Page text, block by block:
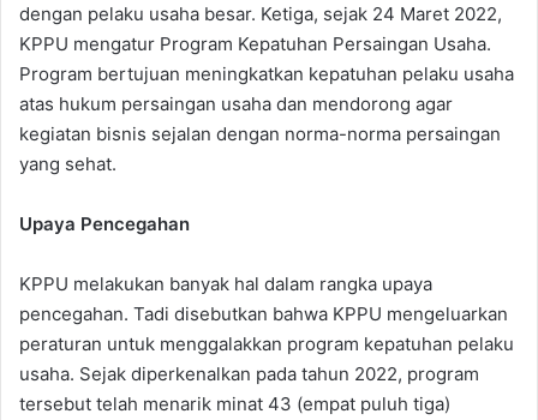
dengan pelaku usaha besar. Ketiga, sejak 24 Maret 2022,
KPPU mengatur Program Kepatuhan Persaingan Usaha.
Program bertujuan meningkatkan kepatuhan pelaku usaha
atas hukum persaingan usaha dan mendorong agar
kegiatan bisnis sejalan dengan norma-norma persaingan
yang sehat.
Upaya Pencegahan
KPPU melakukan banyak hal dalam rangka upaya
pencegahan. Tadi disebutkan bahwa KPPU mengeluarkan
peraturan untuk menggalakkan program kepatuhan pelaku
usaha. Sejak diperkenalkan pada tahun 2022, program
tersebut telah menarik minat 43 (empat puluh tiga)